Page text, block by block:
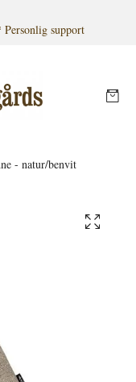
support
- natur/benvit